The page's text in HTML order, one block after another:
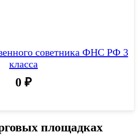
советника ФНС РФ 3
класса
0 ₽
площадках